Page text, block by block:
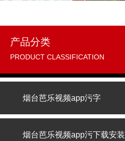
产品分类
PRODUCT CLASSIFICATION
烟台芭乐视频app污字
烟台芭乐视频app污下载安装